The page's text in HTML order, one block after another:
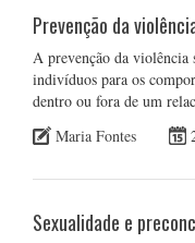
Prevenção da
A prevenção da violência
indivíduos para os
dentro ou fora de um
Maria Fontes
Sexualidade e